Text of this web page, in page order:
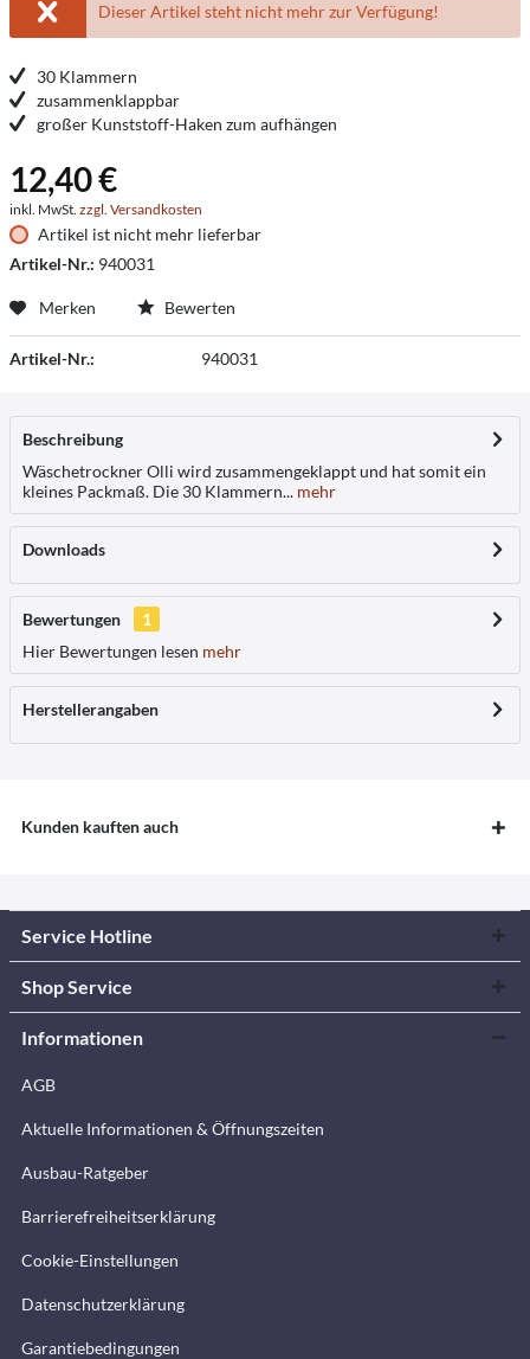
Dieser Artikel steht nicht mehr zur Verfügung!
30 Klammern
zusammenklappbar
großer Kunststoff-Haken zum aufhängen
12,40 €
inkl. MwSt. zzgl. Versandkosten
Artikel ist nicht mehr lieferbar
Artikel-Nr.: 940031
Merken Bewerten
Artikel-Nr.: 940031
Beschreibung
Wäschetrockner Olli wird zusammengeklappt und hat somit ein
kleines Packmaß. Die 30 Klammern... mehr
Downloads
Bewertungen
1
Hier Bewertungen lesen mehr
Herstellerangaben
Kunden kauften auch
Service Hotline
Shop Service
Informationen
AGB
Aktuelle Informationen & Öffnungszeiten
Ausbau-Ratgeber
Barrierefreiheitserklärung
Cookie-Einstellungen
Datenschutzerklärung
Garantiebedingungen